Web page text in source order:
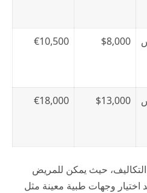
$8,000
€10,500
$13,000
€18,000
التكاليف، حيث يمكن للمريض
تصل إلى 40% عند اختيار وجهات طبية معينة مثل